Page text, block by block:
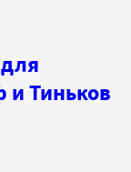
и Тиньков